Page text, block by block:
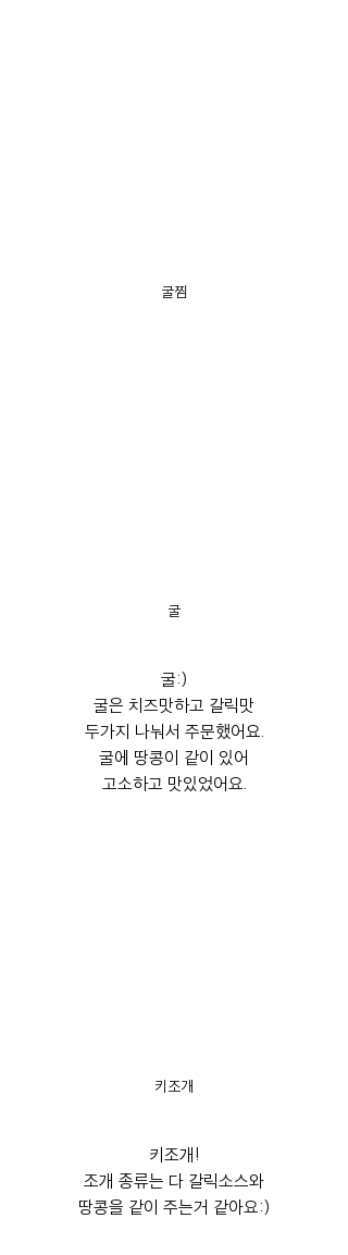
굴찜
굴
굴:)
굴은 치즈맛하고 갈릭맛
두가지 나눠서 주문했어요.
굴에 땅콩이 같이 있어
고소하고 맛있었어요.
키조개
키조개!
조개 종류는 다 갈릭소스와
땅콩을 같이 주는거 같아요:)